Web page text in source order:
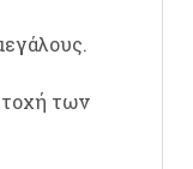
των